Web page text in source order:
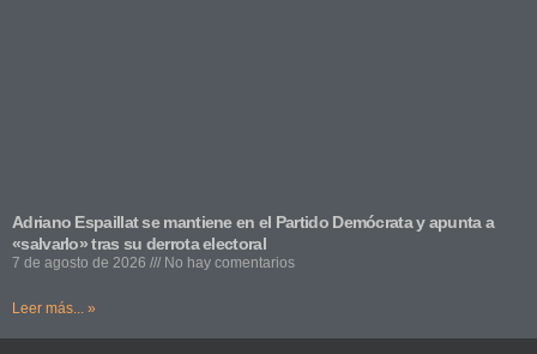
Adriano Espaillat se mantiene en el Partido Demócrata y apunta a
«salvarlo» tras su derrota electoral
7 de agosto de 2026 No hay comentarios
Leer más... »